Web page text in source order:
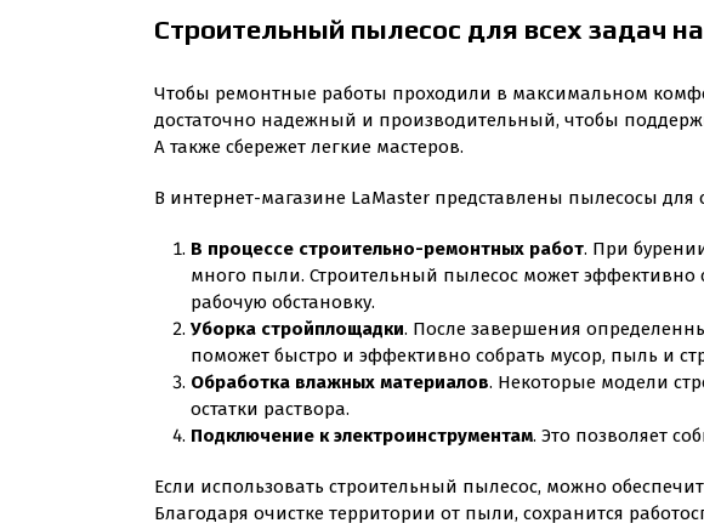
Строительный пылесос для всех задач
Чтобы ремонтные работы проходили в максимальном
достаточно надежный и производительный, чтобы
А также сбережет легкие мастеров.
В интернет-магазине LaMaster представлены пылесосы
В процессе строительно-ремонтных работ. При
много пыли. Строительный пылесос может эффективно
рабочую обстановку.
Уборка стройплощадки. После завершения
поможет быстро и эффективно собрать мусор, пыль и
Обработка влажных материалов. Некоторые модели
остатки раствора.
Подключение к электроинструментам. Это позволяет
Если использовать строительный пылесос, можно
Благодаря очистке территории от пыли, сохранится